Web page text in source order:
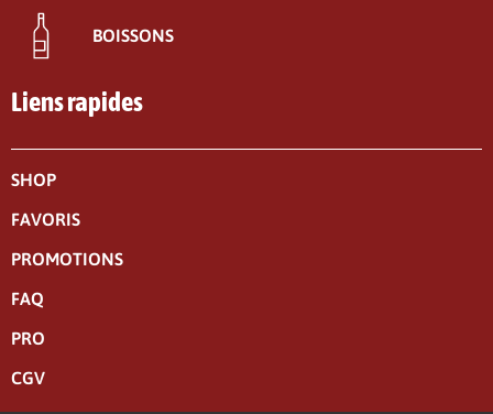
BOISSONS
Liens rapides
SHOP
FAVORIS
PROMOTIONS
FAQ
PRO
CGV